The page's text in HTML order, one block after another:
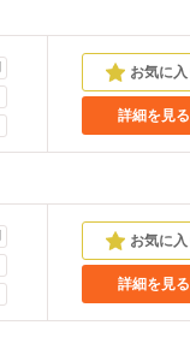
詳細を見る
詳細を見る